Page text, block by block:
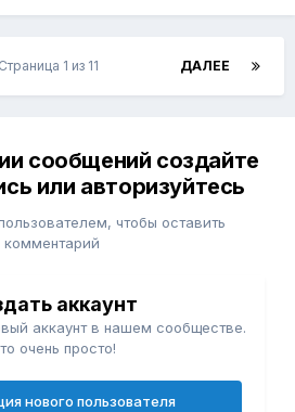
ДАЛЕЕ
Страница 1 из 11
сообщений создайте
или авторизуйтесь
чтобы оставить
комментарий
аккаунт
аккаунт в нашем сообществе.
очень просто!
нового пользователя